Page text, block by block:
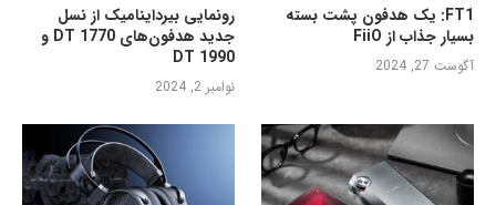
رونمایی بیرداینامیک از نسل
جدید هدفون‌های DT 1770 و
DT 1990
نوامبر 2, 2024
FT1: یک هدفون پشت بسته
بسیار جذاب از FiiO
آگوست 27, 2024